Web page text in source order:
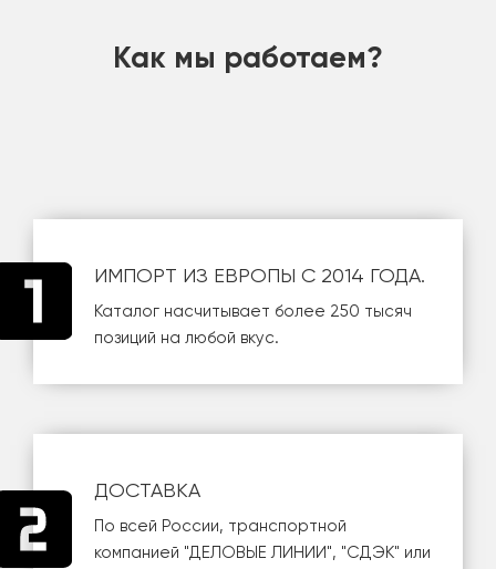
Как мы работаем?
ИМПОРТ ИЗ ЕВРОПЫ С 2014 ГОДА.
Каталог насчитывает более 250 тысяч
позиций на любой вкус.
ДОСТАВКА
По всей России, транспортной
компанией "ДЕЛОВЫЕ ЛИНИИ", "СДЭК" или